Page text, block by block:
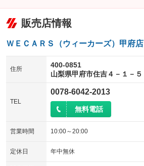
販売店情報
ＷＥＣＡＲＳ（ウィーカーズ）甲府店
住所
400-0851
山梨県甲府市住吉４－１－５
TEL
0078-6042-2013
無料電話
営業時間 10:00～20:00
定休日 年中無休